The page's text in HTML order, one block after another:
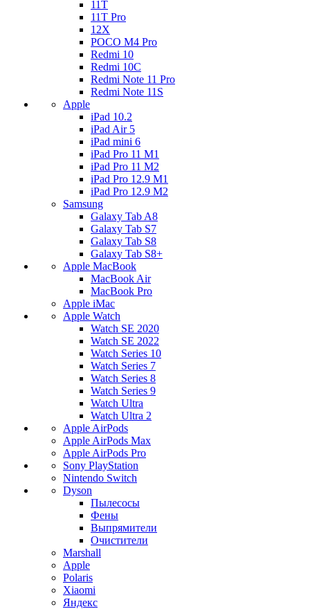
11T
11T Pro
12X
POCO M4 Pro
Redmi 10
Redmi 10C
Redmi Note 11 Pro
Redmi Note 11S
Apple
iPad 10.2
iPad Air 5
iPad mini 6
iPad Pro 11 M1
iPad Pro 11 M2
iPad Pro 12.9 M1
iPad Pro 12.9 M2
Samsung
Galaxy Tab A8
Galaxy Tab S7
Galaxy Tab S8
Galaxy Tab S8+
Apple MacBook
MacBook Air
MacBook Pro
Apple iMac
Apple Watch
Watch SE 2020
Watch SE 2022
Watch Series 10
Watch Series 7
Watch Series 8
Watch Series 9
Watch Ultra
Watch Ultra 2
Apple AirPods
Apple AirPods Max
Apple AirPods Pro
Sony PlayStation
Nintendo Switch
Dyson
Пылесосы
Фены
Выпрямители
Очистители
Marshall
Apple
Polaris
Xiaomi
Яндекс